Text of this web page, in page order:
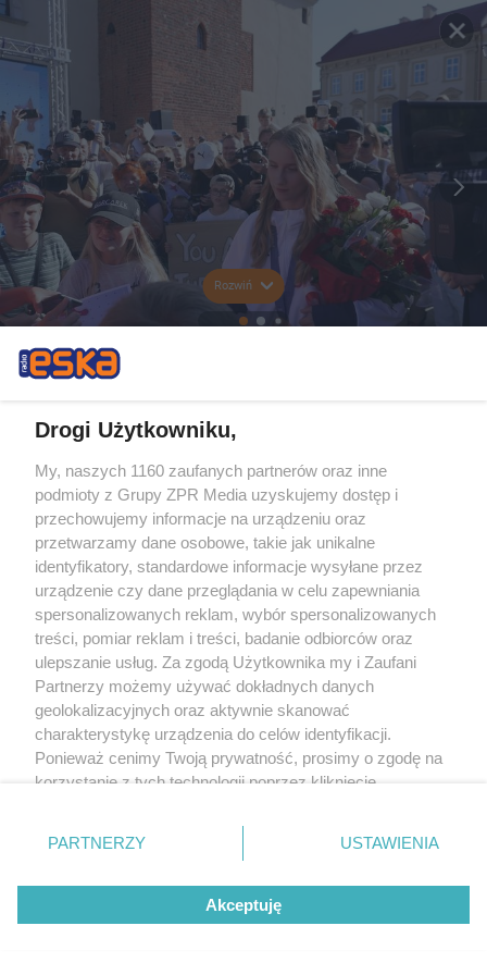
Rozwiń
Drogi Użytkowniku,
My, naszych 1160 zaufanych partnerów oraz inne
podmioty z Grupy ZPR Media uzyskujemy dostęp i
przechowujemy informacje na urządzeniu oraz
przetwarzamy dane osobowe, takie jak unikalne
identyfikatory, standardowe informacje wysyłane przez
urządzenie czy dane przeglądania w celu zapewniania
spersonalizowanych reklam, wybór spersonalizowanych
treści, pomiar reklam i treści, badanie odbiorców oraz
ulepszanie usług. Za zgodą Użytkownika my i Zaufani
Partnerzy możemy używać dokładnych danych
geolokalizacyjnych oraz aktywnie skanować
charakterystykę urządzenia do celów identyfikacji.
Ponieważ cenimy Twoją prywatność, prosimy o zgodę na
korzystanie z tych technologii poprzez kliknięcie
zmienić/wycofać klikając przycisk ustawień prywatności
znajdujący się w lewym dolnym rogu strony
rodzaje przetwarzania danych nie wymagają zgody
użytkownika, ale masz prawo sprzeciwić się takiemu
przetwarzaniu. Preferencje będą miały zastosowanie tylko
PARTNERZY USTAWIENIA
Akceptuję